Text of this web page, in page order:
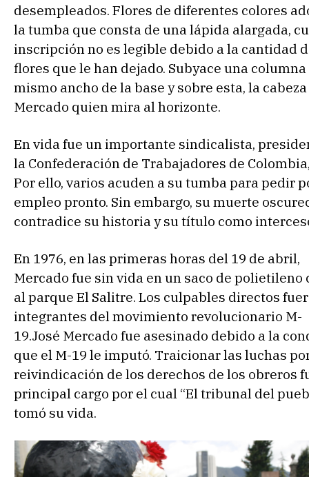
desempleados. Flores de diferentes colores
la tumba que consta de una lápida alargada,
inscripción no es legible debido a la cantidad
flores que le han dejado. Subyace una
mismo ancho de la base y sobre esta, la
Mercado quien mira al horizonte.
En vida fue un importante sindicalista,
la Confederación de Trabajadores de Colombia,
Por ello, varios acuden a su tumba para pedir
empleo pronto. Sin embargo, su muerte
contradice su historia y su título como
En 1976, en las primeras horas del 19 de abril,
Mercado fue sin vida en un saco de polietileno
al parque El Salitre. Los culpables directos
integrantes del movimiento revolucionario M-
19.José Mercado fue asesinado debido a la
que el M-19 le imputó. Traicionar las luchas
reivindicación de los derechos de los obreros
principal cargo por el cual “El tribunal del
tomó su vida.